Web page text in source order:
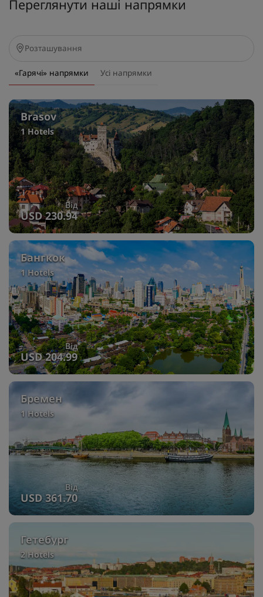
Переглянути наші напрямки
«Гарячі» напрямки Усі напрямки
Brasov
1 Hotels
Від
USD 230.94
Бангкок
1 Hotels
Від
USD 204.99
Бремен
1 Hotels
Від
USD 361.70
Гетебург
2 Hotels